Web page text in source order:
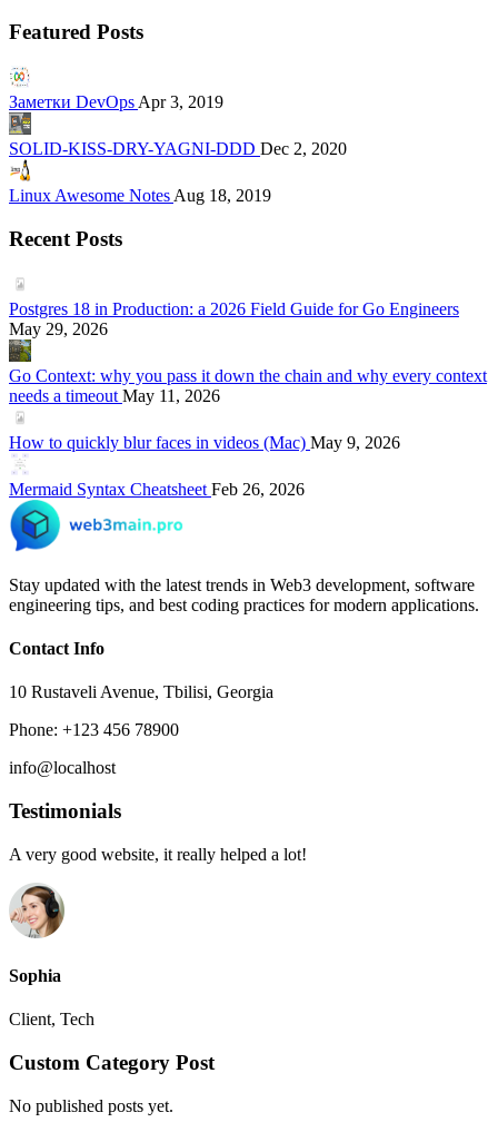
Featured Posts
Заметки DevOps Apr 3, 2019
SOLID-KISS-DRY-YAGNI-DDD Dec 2, 2020
Linux Awesome Notes Aug 18, 2019
Recent Posts
Postgres 18 in Production: a 2026 Field Guide for Go Engineers
May 29, 2026
Go Context: why you pass it down the chain and why every context
needs a timeout May 11, 2026
How to quickly blur faces in videos (Mac) May 9, 2026
Mermaid Syntax Cheatsheet Feb 26, 2026
Stay updated with the latest trends in Web3 development, software
engineering tips, and best coding practices for modern applications.
Contact Info
10 Rustaveli Avenue, Tbilisi, Georgia
Phone: +123 456 78900
info@localhost
Testimonials
A very good website, it really helped a lot!
Sophia
Client, Tech
Custom Category Post
No published posts yet.